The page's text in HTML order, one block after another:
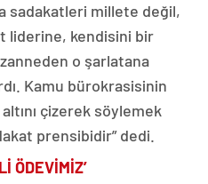
sadakatleri millete değil,
liderine, kendisini bir
o şarlatana
Kamu bürokrasisinin
çizerek söylemek
prensibidir” dedi.
ÖDEVİMİZ’